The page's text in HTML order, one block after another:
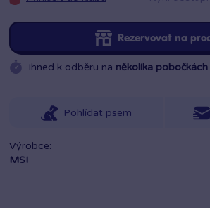
Rezervovat na
Ihned k odběru na několika pobočkách
Pohlídat psem
Výrobce:
MSI